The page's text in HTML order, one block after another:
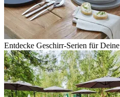
Entdecke Geschirr-Serien für